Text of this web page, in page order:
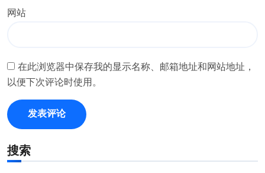
网站
在此浏览器中保存我的显示名称、邮箱地址和网站地址，
以便下次评论时使用。
搜索